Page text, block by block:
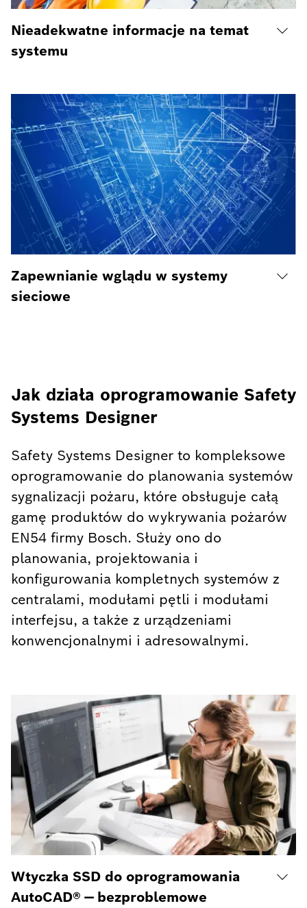
Nieadekwatne informacje na temat
systemu
Zapewnianie wglądu w systemy
sieciowe
Jak działa oprogramowanie Safety
Systems Designer
Safety Systems Designer to kompleksowe
oprogramowanie do planowania systemów
sygnalizacji pożaru, które obsługuje całą
gamę produktów do wykrywania pożarów
EN54 firmy Bosch. Służy ono do
planowania, projektowania i
konfigurowania kompletnych systemów z
centralami, modułami pętli i modułami
interfejsu, a także z urządzeniami
konwencjonalnymi i adresowalnymi.
Wtyczka SSD do oprogramowania
AutoCAD® — bezproblemowe